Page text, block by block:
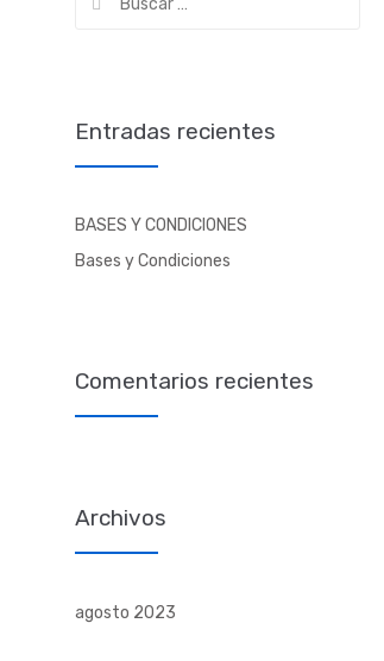
Entradas recientes
BASES Y CONDICIONES
Bases y Condiciones
Comentarios recientes
Archivos
agosto 2023